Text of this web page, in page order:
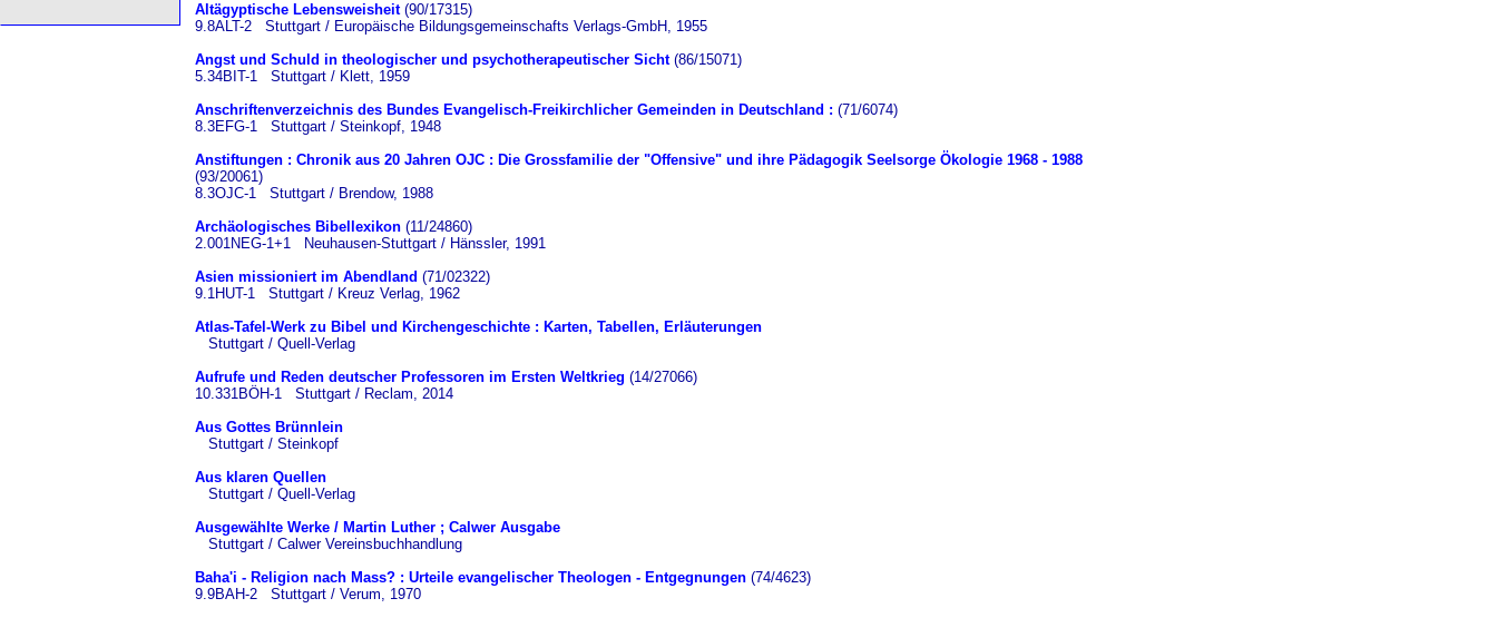
Altägyptische Lebensweisheit(90/17315)
9.8ALT-2 Stuttgart / Europäische Bildungsgemeinschafts Verlags-GmbH, 1955
Angst und Schuld in theologischer und psychotherapeutischer Sicht(86/15071)
5.34BIT-1 Stuttgart / Klett, 1959
Anschriftenverzeichnis des Bundes Evangelisch-Freikirchlicher Gemeinden in Deutschland : (71/6074)
8.3EFG-1 Stuttgart / Steinkopf, 1948
Anstiftungen : Chronik aus 20 Jahren OJC : Die Grossfamilie der "Offensive" und ihre Pädagogik Seelsorge Ökologie 1968 - 1988
(93/20061)
8.3OJC-1 Stuttgart / Brendow, 1988
Archäologisches Bibellexikon (11/24860)
2.001NEG-1+1 Neuhausen-Stuttgart / Hänssler, 1991
Asien missioniert im Abendland (71/02322)
9.1HUT-1 Stuttgart / Kreuz Verlag, 1962
Atlas-Tafel-Werk zu Bibel und Kirchengeschichte : Karten, Tabellen, Erläuterungen
Stuttgart / Quell-Verlag
Aufrufe und Reden deutscher Professoren im Ersten Weltkrieg (14/27066)
10.331BÖH-1 Stuttgart / Reclam, 2014
Aus Gottes Brünnlein
Stuttgart / Steinkopf
Aus klaren Quellen
Stuttgart / Quell-Verlag
Ausgewählte Werke / Martin Luther ; Calwer Ausgabe
Stuttgart / Calwer Vereinsbuchhandlung
Baha'i - Religion nach Mass? : Urteile evangelischer Theologen - Entgegnungen (74/4623)
9.9BAH-2 Stuttgart / Verum, 1970